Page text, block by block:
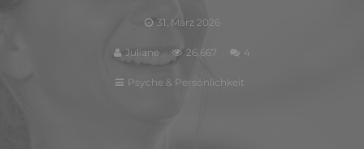
31. März 2026
Juliane 26,667 4
Psyche & Persönlichkeit